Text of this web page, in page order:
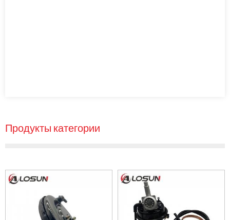
Продукты категории